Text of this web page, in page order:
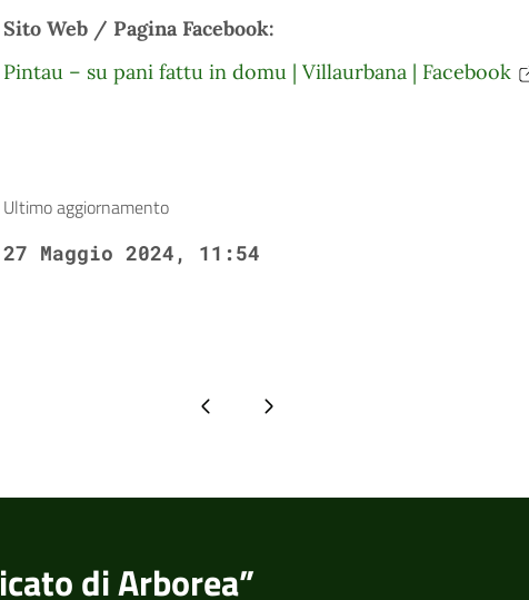
Sito Web / Pagina Facebook:
Pintau – su pani fattu in domu | Villaurbana | Facebook
Ultimo aggiornamento
27 Maggio 2024, 11:54
Pagina precedentePagina successiva
di Arborea”